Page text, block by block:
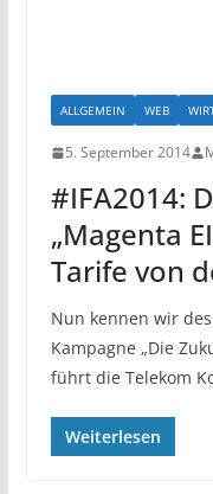
ALLGEMEIN WEB
5. September 2014
#IFA2014:
„Magenta
Tarife von
Nun kennen wir
Kampagne „Die
führt die Telekom
Weiterlesen